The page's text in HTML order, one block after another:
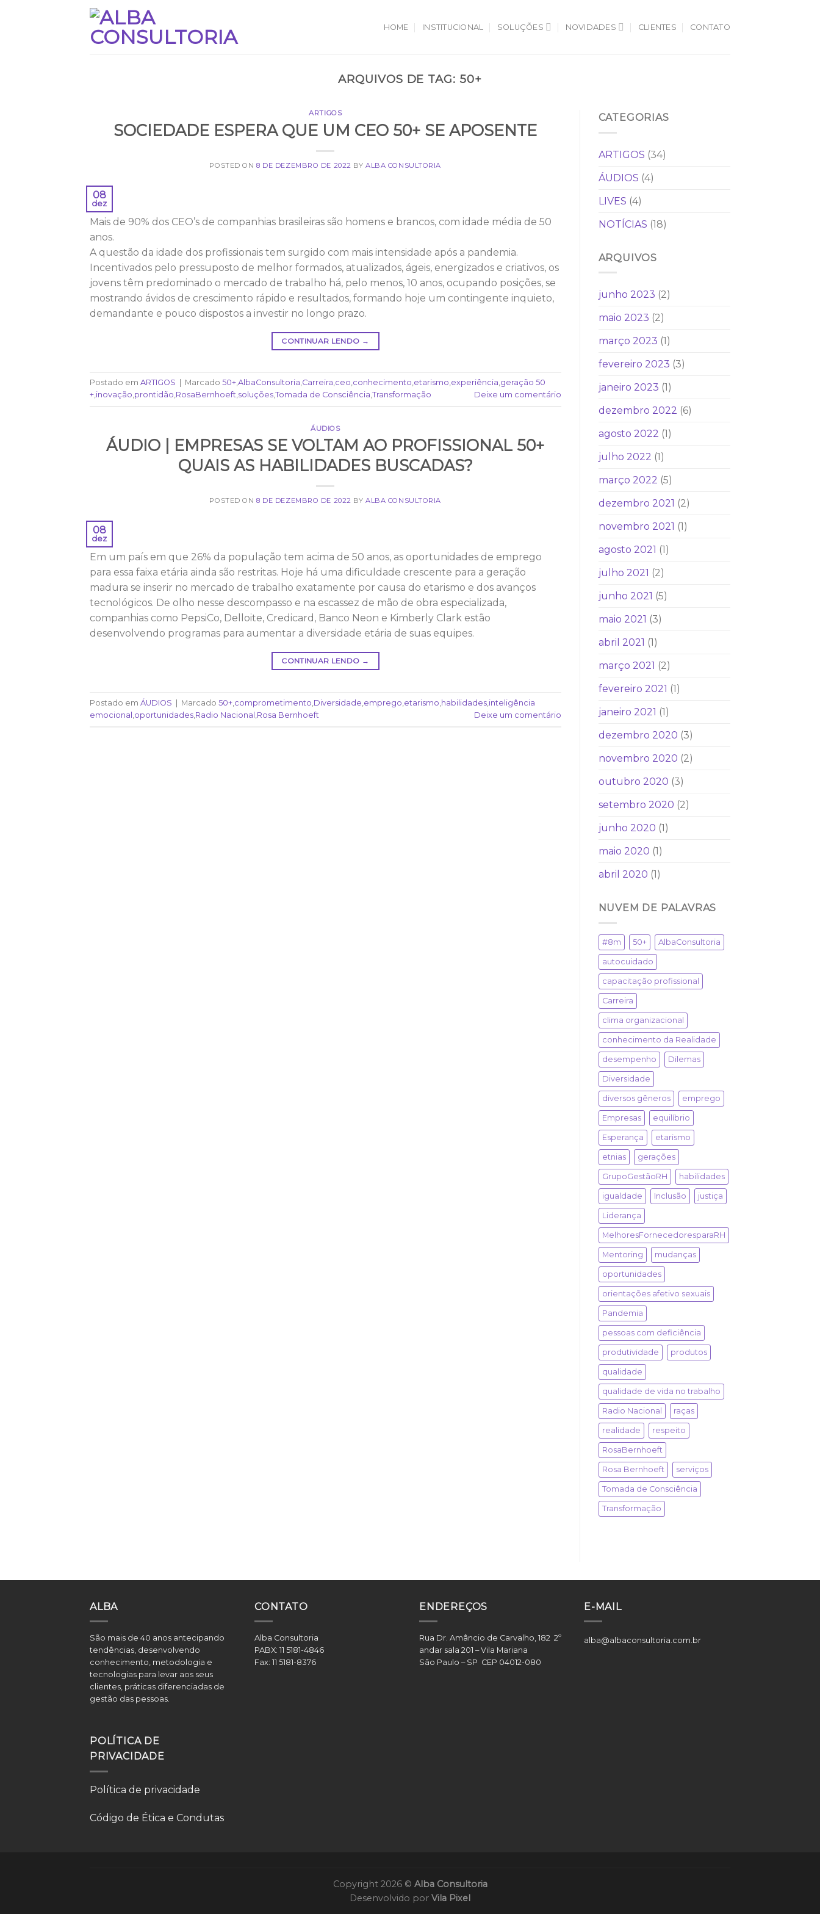
HOME INSTITUCIONAL SOLUÇÕES NOVIDADES CLIENTES CONTATO
ARQUIVOS DE TAG: 50+
ARTIGOS
SOCIEDADE ESPERA QUE UM CEO 50+ SE APOSENTE
POSTED ON8 DE DEZEMBRO DE 2022 BYALBA CONSULTORIA
08
dez
Mais de 90% dos CEO’s de companhias brasileiras são homens e brancos, com idade média de 50
anos.
A questão da idade dos profissionais tem surgido com mais intensidade após a pandemia.
Incentivados pelo pressuposto de melhor formados, atualizados, ágeis, energizados e criativos, os
jovens têm predominado o mercado de trabalho há, pelo menos, 10 anos, ocupando posições, se
mostrando ávidos de crescimento rápido e resultados, formando hoje um contingente inquieto,
demandante e pouco dispostos a investir no longo prazo.
CONTINUAR LENDO →
Postado em ARTIGOS Marcado 50+,AlbaConsultoria,Carreira,ceo,conhecimento,etarismo,experiência,geração 50
+,inovação,prontidão,RosaBernhoeft,soluções,Tomada de Consciência,Transformação Deixe um comentário
ÁUDIOS
ÁUDIO | EMPRESAS SE VOLTAM AO PROFISSIONAL 50+
QUAIS AS HABILIDADES BUSCADAS?
POSTED ON8 DE DEZEMBRO DE 2022 BYALBA CONSULTORIA
08
dez
Em um país em que 26% da população tem acima de 50 anos, as oportunidades de emprego
para essa faixa etária ainda são restritas. Hoje há uma dificuldade crescente para a geração
madura se inserir no mercado de trabalho exatamente por causa do etarismo e dos avanços
tecnológicos. De olho nesse descompasso e na escassez de mão de obra especializada,
companhias como PepsiCo, Delloite, Credicard, Banco Neon e Kimberly Clark estão
desenvolvendo programas para aumentar a diversidade etária de suas equipes.
CONTINUAR LENDO →
Postado em ÁUDIOS Marcado 50+ comprometimento Diversidade emprego etarismo habilidades inteligência
emocional oportunidades Radio Nacional Rosa Bernhoeft Deixe um comentário
CATEGORIAS
ARTIGOS (34)
ÁUDIOS (4)
LIVES (4)
NOTÍCIAS (18)
ARQUIVOS
junho 2023 (2)
maio 2023 (2)
março 2023 (1)
fevereiro 2023 (3)
janeiro 2023 (1)
dezembro 2022 (6)
agosto 2022 (1)
julho 2022 (1)
março 2022 (5)
dezembro 2021 (2)
novembro 2021 (1)
agosto 2021 (1)
julho 2021 (2)
junho 2021 (5)
maio 2021 (3)
abril 2021 (1)
março 2021 (2)
fevereiro 2021 (1)
janeiro 2021 (1)
dezembro 2020 (3)
novembro 2020 (2)
outubro 2020 (3)
setembro 2020 (2)
junho 2020 (1)
maio 2020 (1)
abril 2020 (1)
NUVEM DE PALAVRAS
#8m 50+ AlbaConsultoria
autocuidado
capacitação profissional
Carreira
clima organizacional
conhecimento da Realidade
desempenho Dilemas
Diversidade
diversos gêneros emprego
Empresas equilíbrio
Esperança etarismo
etnias gerações
GrupoGestãoRH habilidades
igualdade Inclusão justiça
Liderança
MelhoresFornecedoresparaRH
Mentoring mudanças
oportunidades
orientações afetivo sexuais
Pandemia
pessoas com deficiência
produtividade produtos
qualidade
qualidade de vida no trabalho
Radio Nacional raças
realidade respeito
RosaBernhoeft
Rosa Bernhoeft serviços
Tomada de Consciência
Transformação
ALBA
São mais de 40 anos antecipando
tendências, desenvolvendo
conhecimento, metodologia e
tecnologias para levar aos seus
clientes, práticas diferenciadas de
gestão das pessoas.
CONTATO
Alba Consultoria
PABX: 11 5181-4846
Fax: 11 5181-8376
ENDEREÇOS
Rua Dr. Amâncio de Carvalho, 182 2º
andar sala 201 – Vila Mariana
São Paulo – SP CEP 04012-080
E-MAIL
alba@albaconsultoria.com.br
POLÍTICA DE
PRIVACIDADE
Política de privacidade
Código de Ética e Condutas
Copyright 2026 © Alba Consultoria
Desenvolvido por Vila Pixel